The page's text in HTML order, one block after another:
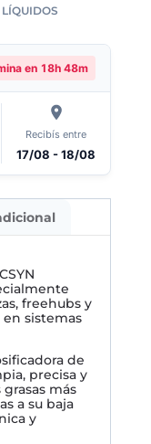
LÍQUIDOS
en 18h 48m
Recibís entre
17/08 - 18/08
freehubs y
sistemas
de
precisa y
más
a su baja
y